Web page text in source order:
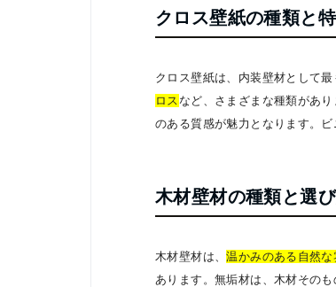
クロス壁紙の種類と
クロス壁紙は、内装壁材として
ロス など、さまざまな種類があ
のある質感が魅力となります。
木材壁材の種類と選
木材壁材は、温かみのある自然
あります。無垢材は、木材その